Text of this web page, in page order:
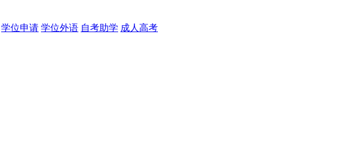
学位申请 学位外语 自考助学 成人高考